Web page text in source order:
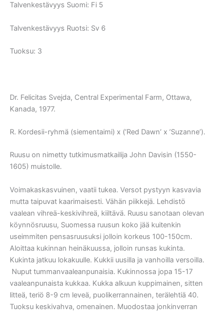
Talvenkestävyys Suomi: Fi 5
Talvenkestävyys Ruotsi: Sv 6
Tuoksu: 3
Dr. Felicitas Svejda, Central Experimental Farm, Ottawa,
Kanada, 1977.
R. Kordesii-ryhmä (siementaimi) x (’Red Dawn’ x ’Suzanne’).
Ruusu on nimetty tutkimusmatkailija John Davisin (1550-
1605) muistolle.
Voimakaskasvuinen, vaatii tukea. Versot pystyyn kasvavia
mutta taipuvat kaarimaisesti. Vähän piikkejä. Lehdistö
vaalean vihreä-keskivihreä, kiiltävä. Ruusu sanotaan olevan
köynnösruusu, Suomessa ruusun koko jää kuitenkin
useimmiten pensasruusuksi jolloin korkeus 100-150cm.
Aloittaa kukinnan heinäkuussa, jolloin runsas kukinta.
Kukinta jatkuu lokakuulle. Kukkii uusilla ja vanhoilla versoilla.
Nuput tummanvaaleanpunaisia. Kukinnossa jopa 15-17
vaaleanpunaista kukkaa. Kukka alkuun kuppimainen, sitten
litteä, teriö 8-9 cm leveä, puolikerrannainen, terälehtiä 40.
Tuoksu keskivahva, omenainen. Muodostaa jonkinverran